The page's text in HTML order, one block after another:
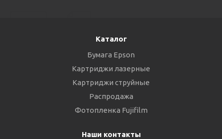
Каталог
Бумага Epson
Картриджи лазерные
Картриджи струйные
Распродажа
Фотопленка Fujifilm
Наши контакты